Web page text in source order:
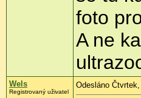
foto
A ne
Wels
Registrovaný uživatel
Odesláno